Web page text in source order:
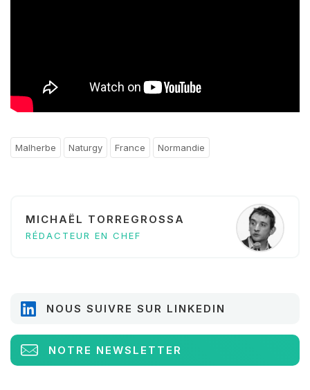
Malherbe Naturgy France Normandie
MICHAËL TORREGROSSA
RÉDACTEUR EN CHEF
NOUS SUIVRE SUR LINKEDIN
NOTRE NEWSLETTER